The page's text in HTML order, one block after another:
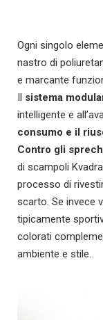
Ogni singolo
nastro di
e marcante
sistema
intelligente e
consumo e il
Contro gli
di scampoli
processo di
scarto. Se invece
tipicamente
colorati
ambiente e stile.